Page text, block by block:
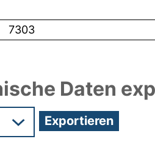
7303
Daten